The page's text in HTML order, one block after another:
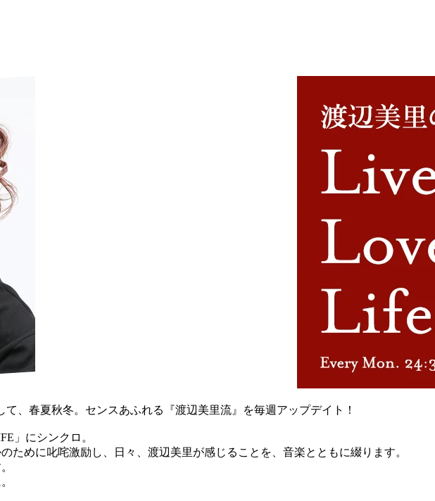
、春夏秋冬。センスあふれる『渡辺美里流』を毎週アップデイト！
」にシンクロ。
ために叱咤激励し、日々、渡辺美里が感じることを、音楽とともに綴ります。